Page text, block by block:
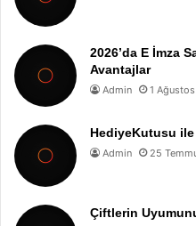
2026’da E İmza
Avantajlar
Admin 1
HediyeKutusu ile
Admin 25
Çiftlerin